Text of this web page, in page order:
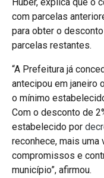
com parcelas
para obter o
parcelas restantes.
“A Prefeitura já
antecipou em janeiro
o mínimo
Com o desconto de
estabelecido por
reconhece, mais uma
compromissos e
município”, afirmou.